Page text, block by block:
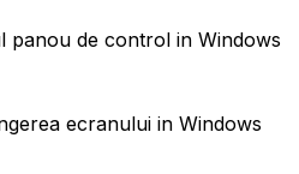
panou de control in Windows
ecranului in Windows